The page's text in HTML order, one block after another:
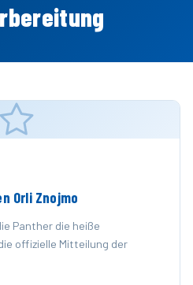
Orli Znojmo
Panther die heiße
offizielle Mitteilung der